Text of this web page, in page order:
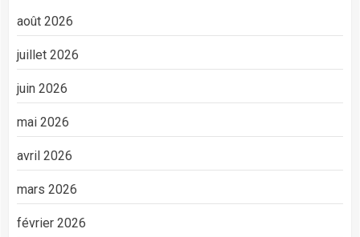
août 2026
juillet 2026
juin 2026
mai 2026
avril 2026
mars 2026
février 2026